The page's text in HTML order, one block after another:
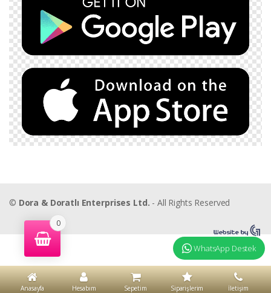
© Dora & Doratlı Enterprises Ltd. - All Rights Reserved
0
WhatsApp Destek
Anasayfa Hesabım Sepetim Siparişlerim İletişim